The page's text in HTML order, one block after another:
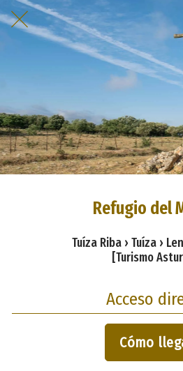
Refugio del
Tuíza Riba › Tuíza ›
[Turismo
Acceso
Cómo